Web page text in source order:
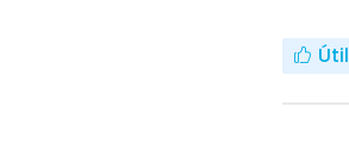
Útil